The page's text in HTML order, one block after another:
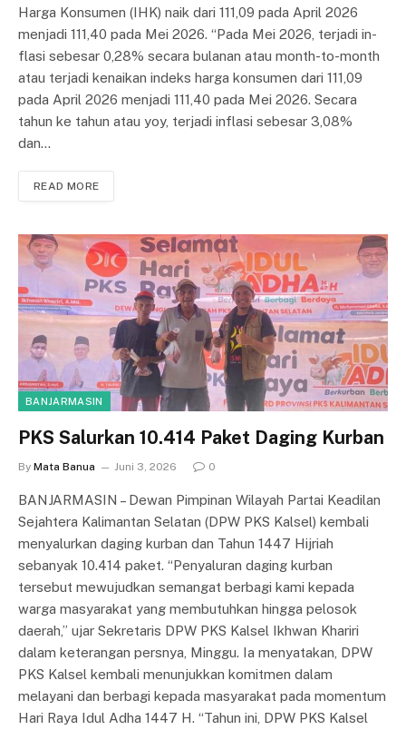
Harga Konsumen (IHK) na­ik dari 111,09 pada April 2026
menjadi 111,40 pada Mei 2026. “Pada Mei 2026, terjadi in­
fla­si sebesar 0,28% secara bu­lan­an atau month-to-month
atau ter­jadi kenaikan indeks harga kon­sumen dari 111,09
pada April 2026 menjadi 111,40 pada Mei 2026. Secara
tahun ke tahun atau yoy, terjadi inflasi sebesar 3,08%
dan…
READ MORE
BANJARMASIN
PKS Salurkan 10.414 Paket Daging Kurban
By Mata Banua Juni 3, 2026 0
BANJARMASIN – Dewan Pimpinan Wilayah Partai Keadilan
Sejahtera Kalimantan Selatan (DPW PKS Kalsel) kembali
menyalurkan daging kurban dan Tahun 1447 Hijriah
sebanyak 10.414 paket. “Penyaluran daging kurban
tersebut mewujudkan semangat berbagi kami kepada
warga masyarakat yang membutuhkan hingga pelosok
daerah,” ujar Sekretaris DPW PKS Kalsel Ikhwan Khariri
dalam keterangan persnya, Minggu. Ia menyatakan, DPW
PKS Kalsel kembali menunjukkan komitmen dalam
melayani dan berbagi kepada masyarakat pada momentum
Hari Raya Idul Adha 1447 H. “Tahun ini, DPW PKS Kalsel